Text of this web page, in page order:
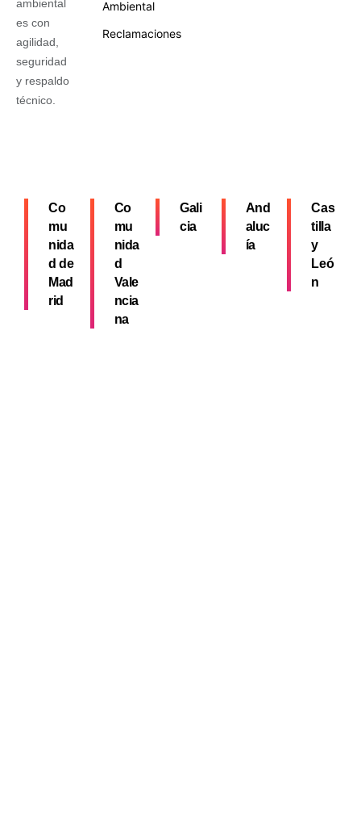
ambiental
es con
agilidad,
seguridad
y respaldo
técnico.
Ambiental
Reclamaciones
Co
mu
nida
d de
Mad
rid
Co
mu
nida
d
Vale
ncia
na
Gali
cia
And
aluc
ía
Cas
tilla
y
Leó
n